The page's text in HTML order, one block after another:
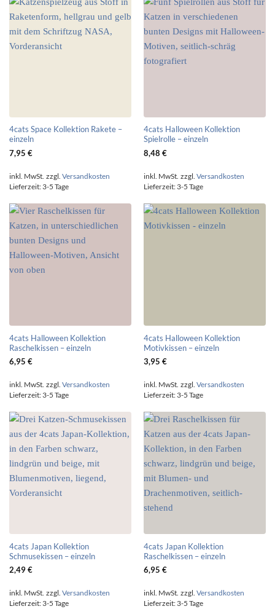
4cats Space Kollektion Rakete –
einzeln
7,95 €
inkl. MwSt. zzgl. Versandkosten
Lieferzeit: 3-5 Tage
4cats Halloween Kollektion
Spielrolle – einzeln
8,48 €
inkl. MwSt. zzgl. Versandkosten
Lieferzeit: 3-5 Tage
4cats Halloween Kollektion
Raschelkissen – einzeln
6,95 €
inkl. MwSt. zzgl. Versandkosten
Lieferzeit: 3-5 Tage
4cats Halloween Kollektion
Motivkissen – einzeln
3,95 €
inkl. MwSt. zzgl. Versandkosten
Lieferzeit: 3-5 Tage
4cats Japan Kollektion
Schmusekissen – einzeln
2,49€
inkl. MwSt. zzgl. Versandkosten
Lieferzeit: 3-5 Tage
4cats Japan Kollektion
Raschelkissen – einzeln
6,95 €
inkl. MwSt. zzgl. Versandkosten
Lieferzeit: 3-5 Tage